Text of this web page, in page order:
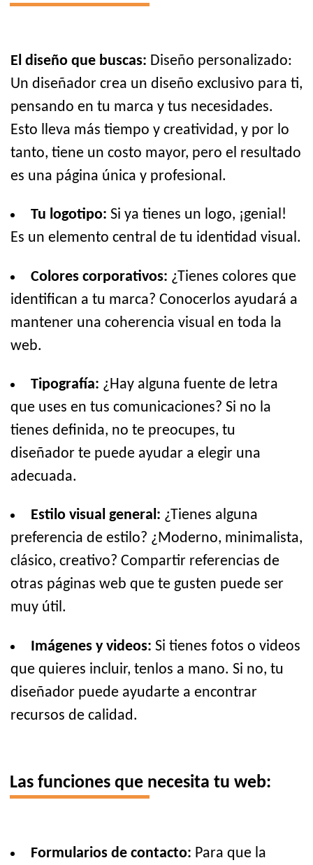
El diseño que buscas: Diseño personalizado:
Un diseñador crea un diseño exclusivo para ti,
pensando en tu marca y tus necesidades.
Esto lleva más tiempo y creatividad, y por lo
tanto, tiene un costo mayor, pero el resultado
es una página única y profesional.
Tu logotipo: Si ya tienes un logo, ¡genial!
Es un elemento central de tu identidad visual.
Colores corporativos: ¿Tienes colores que
identifican a tu marca? Conocerlos ayudará a
mantener una coherencia visual en toda la
web.
Tipografía: ¿Hay alguna fuente de letra
que uses en tus comunicaciones? Si no la
tienes definida, no te preocupes, tu
diseñador te puede ayudar a elegir una
adecuada.
Estilo visual general: ¿Tienes alguna
preferencia de estilo? ¿Moderno, minimalista,
clásico, creativo? Compartir referencias de
otras páginas web que te gusten puede ser
muy útil.
Imágenes y videos: Si tienes fotos o videos
que quieres incluir, tenlos a mano. Si no, tu
diseñador puede ayudarte a encontrar
recursos de calidad.
Las funciones que necesita tu web:
Formularios de contacto: Para que la